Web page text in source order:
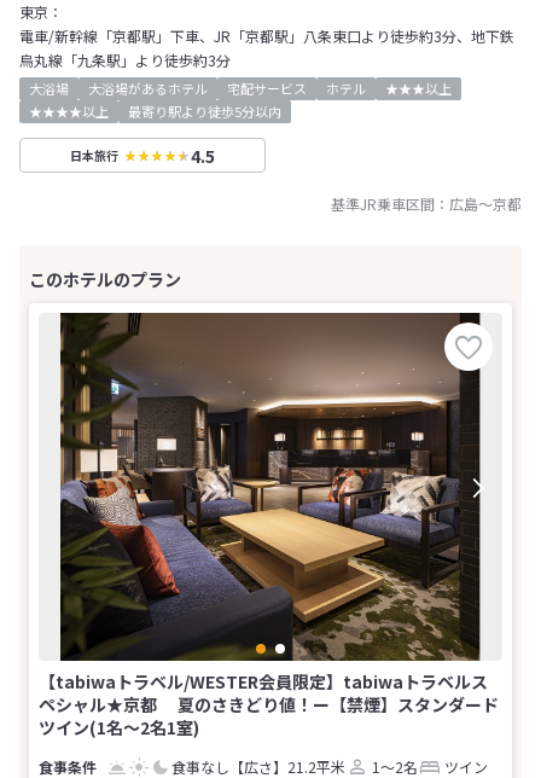
東京：
電車/新幹線「京都駅」下車、JR「京都駅」八条東口より徒歩約3分、地下鉄
烏丸線「九条駅」より徒歩約3分
大浴場 大浴場があるホテル 宅配サービス ホテル
★★★以上
★★★★以上
最寄り駅より徒歩5分以内
日本旅行 4.5
基準JR乗車区間： 広島～京都
【tabiwaトラベル/WESTER会員限定】tabiwaトラベルス
ペシャル★京都 夏のさきどり値！ー【禁煙】スタンダード
ツイン(1名～2名1室)
食事なし 【広さ】21.2平米 1～2名
ツイン